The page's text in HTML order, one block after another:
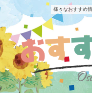
様々なおすすめ